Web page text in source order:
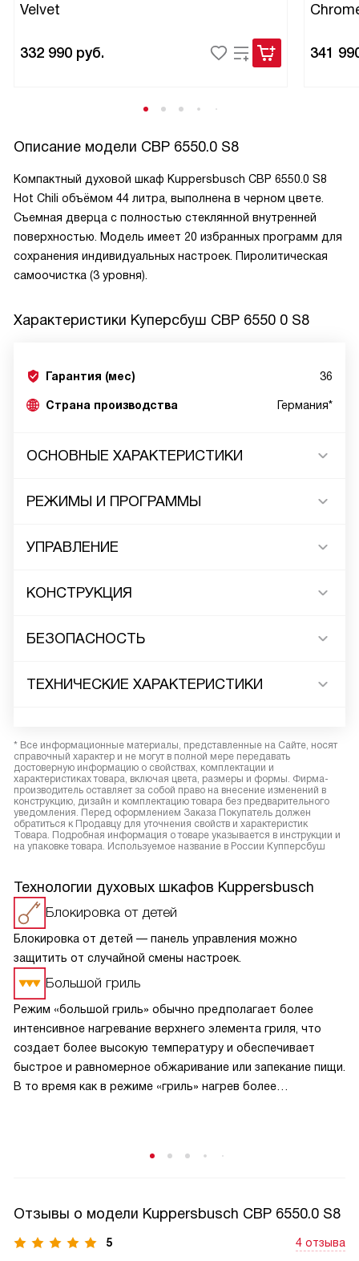
Velvet
332 990 руб. 341
Описание модели CBP 6550.0 S8
Компактный духовой шкаф Kuppersbusch CBP 6550.0 S8
Hot Chili объёмом 44 литра, выполнена в черном цвете.
Съемная дверца с полностью стеклянной внутренней
поверхностью. Модель имеет 20 избранных программ для
сохранения индивидуальных настроек. Пиролитическая
самоочистка (3 уровня).
Характеристики Куперсбуш CBP 6550 0 S8
Гарантия (мес) 36
Страна производства Германия*
ОСНОВНЫЕ ХАРАКТЕРИСТИКИ
РЕЖИМЫ И ПРОГРАММЫ
УПРАВЛЕНИЕ
КОНСТРУКЦИЯ
БЕЗОПАСНОСТЬ
ТЕХНИЧЕСКИЕ ХАРАКТЕРИСТИКИ
* Все информационные материалы, представленные на Сайте, носят
справочный характер и не могут в полной мере передавать
достоверную информацию о свойствах, комплектации и
характеристиках товара, включая цвета, размеры и формы. Фирма-
производитель оставляет за собой право на внесение изменений в
конструкцию, дизайн и комплектацию товара без предварительного
уведомления. Перед оформлением Заказа Покупатель должен
обратиться к Продавцу для уточнения свойств и характеристик
Товара. Подробная информация о товаре указывается в инструкции и
на упаковке товара. Используемое название в России Купперсбуш
Технологии духовых шкафов Kuppersbusch
Блокировка от детей
Блокировка от детей — панель управления можно
защитить от случайной смены настроек.
Большой гриль
Режим «большой гриль» обычно предполагает более
интенсивное нагревание верхнего элемента гриля, что
создает более высокую температуру и обеспечивает
быстрое и равномерное обжаривание или запекание пищи.
В то время как в режиме «гриль» нагрев более
Отзывы о модели Kuppersbusch CBP 6550.0 S8
5 4 отзыва